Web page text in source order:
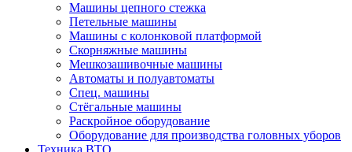
Машины цепного стежка
Петельные машины
Машины с колонковой платформой
Cкорняжные машины
Мешкозашивочные машины
Автоматы и полуавтоматы
Спец. машины
Стёгальные машины
Раскройное оборудование
Оборудование для производства головных уборов